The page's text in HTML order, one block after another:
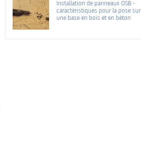
Installation de panneaux OSB -
caractéristiques pour la pose sur
une base en bois et en béton